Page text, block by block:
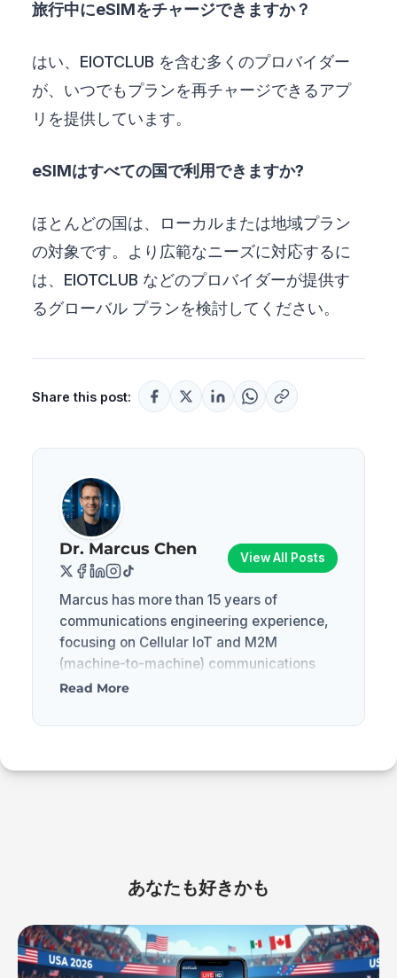
旅行中にeSIMをチャージできますか？
はい、EIOTCLUB を含む多くのプロバイダー
が、いつでもプランを再チャージできるアプ
リを提供しています。
eSIMはすべての国で利用できますか?
ほとんどの国は、ローカルまたは地域プラン
の対象です。より広範なニーズに対応するに
は、EIOTCLUB などのプロバイダーが提供す
るグローバル プランを検討してください。
Share this post:
Dr. Marcus Chen View All Posts
Marcus has more than 15 years of
communications engineering experience,
focusing on Cellular IoT and M2M
(machine-to-machine) communications
technologies. Before joining the Eiotclub
optimization of 4G/5G network
operator. He is good at solving complex
their hard-core technical analysis,
dedicated to helping users understand
environment for monitoring equipment and
industrial routers in remote areas.
Read More
あなたも好きかも